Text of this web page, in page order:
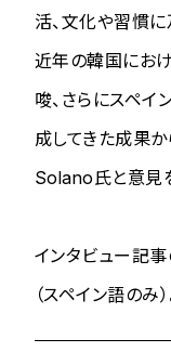
活、文化や習慣
近年の韓国にお
唆、さらにスペ
成してきた成果
Solano氏と意見
インタビュー記
（スペイン語のみ）